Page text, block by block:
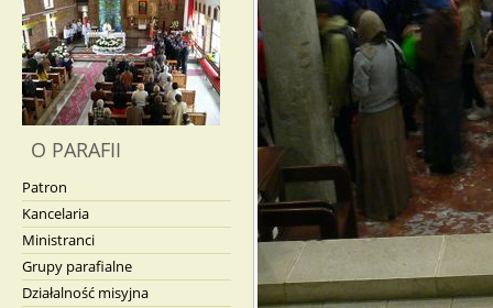
O PARAFII
Patron
Kancelaria
Ministranci
Grupy parafialne
Działalność misyjna